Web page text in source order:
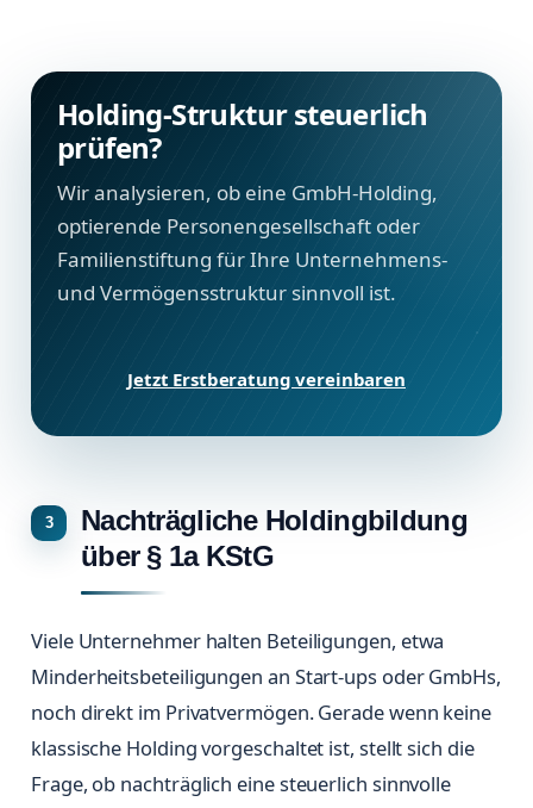
Holding-Struktur steuerlich
prüfen?
Wir analysieren, ob eine GmbH-Holding,
optierende Personengesellschaft oder
Familienstiftung für Ihre Unternehmens-
und Vermögensstruktur sinnvoll ist.
Jetzt Erstberatung vereinbaren
Nachträgliche Holdingbildung
über § 1a KStG
Viele Unternehmer halten Beteiligungen, etwa
Minderheitsbeteiligungen an Start-ups oder GmbHs,
noch direkt im Privatvermögen. Gerade wenn keine
klassische Holding vorgeschaltet ist, stellt sich die
Frage, ob nachträglich eine steuerlich sinnvolle